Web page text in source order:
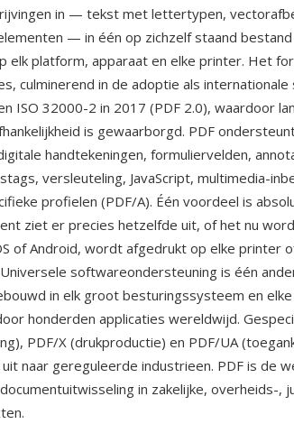
in — tekst met lettertypen,
— in één op zichzelf staand
elk platform, apparaat en elke printer. Het
culminerend in de adoptie als internationale
ISO 32000-2 in 2017 (PDF 2.0), waardoor
is gewaarborgd. PDF
handtekeningen, formuliervelden,
versleuteling, JavaScript, multimedia-
profielen (PDF/A). Één voordeel is
ziet er precies hetzelfde uit, of het nu
of Android, wordt afgedrukt op elke printer
softwareondersteuning is één
in elk groot besturingssysteem en
honderden applicaties wereldwijd.
PDF/X (drukproductie) en PDF/UA
naar gereguleerde industrieen. PDF is de
in zakelijke, overheids-,